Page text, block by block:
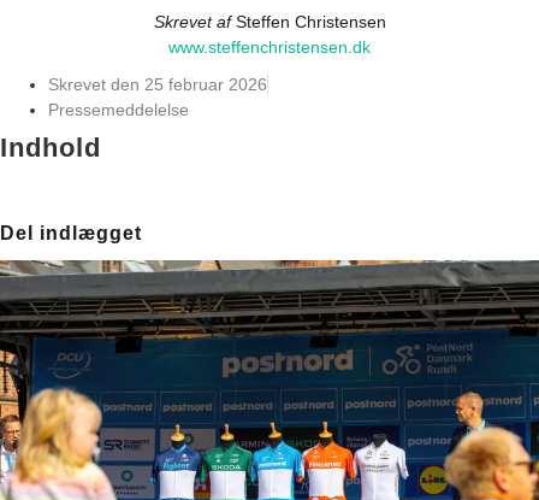
Skrevet afSteffen Christensen
www.steffenchristensen.dk
Skrevet den 25 februar 2026
Pressemeddelelse
Indhold
Del indlægget